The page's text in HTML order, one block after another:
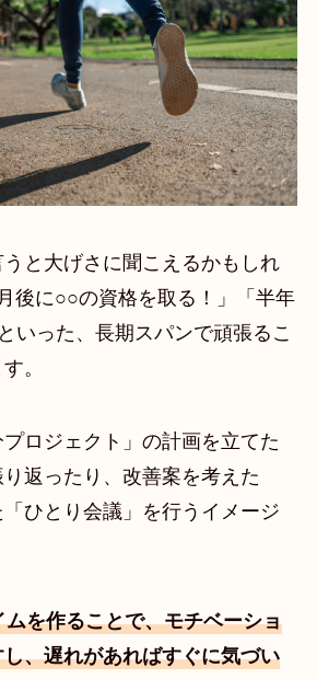
と大げさに聞こえるかもしれ
後に○○の資格を取る！」「半年
いった、長期スパンで頑張るこ
。
ロジェクト」の計画を立てた
返ったり、改善案を考えた
ひとり会議」を行うイメージ
を作ることで、モチベーショ
、遅れがあればすぐに気づい